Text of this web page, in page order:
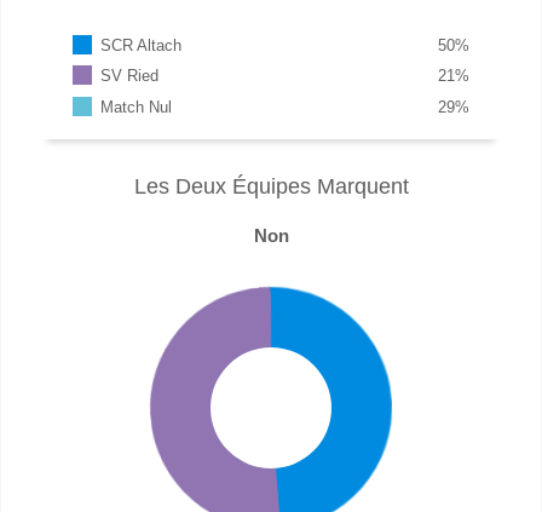
SCR Altach %
50
SV Ried
%
21
Match Nul
%
29
Les Deux Équipes Marquent
Non